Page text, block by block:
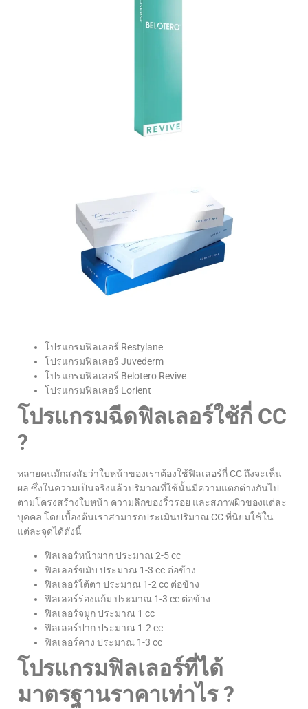
โปรแกรมฟิลเลอร์ Restylane
โปรแกรมฟิลเลอร์ Juvederm
โปรแกรมฟิลเลอร์ Belotero Revive
โปรแกรมฟิลเลอร์ Lorient
โปรแกรมฉีดฟิลเลอร์ใช้กี่ CC
?
หลายคนมักสงสัยว่าใบหน้าของเราต้องใช้ฟิลเลอร์กี่ CC ถึงจะเห็น
ผล ซึ่งในความเป็นจริงแล้วปริมาณที่ใช้นั้นมีความแตกต่างกันไป
ตามโครงสร้างใบหน้า ความลึกของริ้วรอย และสภาพผิวของแต่ละ
บุคคล โดยเบื้องต้นเราสามารถประเมินปริมาณ CC ที่นิยมใช้ใน
แต่ละจุดได้ดังนี้
ฟิลเลอร์หน้าผาก ประมาณ 2-5 cc
ฟิลเลอร์ขมับ ประมาณ 1-3 cc ต่อข้าง
ฟิลเลอร์ใต้ตา ประมาณ 1-2 cc ต่อข้าง
ฟิลเลอร์ร่องแก้ม ประมาณ 1-3 cc ต่อข้าง
ฟิลเลอร์จมูก ประมาณ 1 cc
ฟิลเลอร์ปาก ประมาณ 1-2 cc
ฟิลเลอร์คาง ประมาณ 1-3 cc
โปรแกรมฟิลเลอร์ที่ได้
มาตรฐานราคาเท่าไร ?